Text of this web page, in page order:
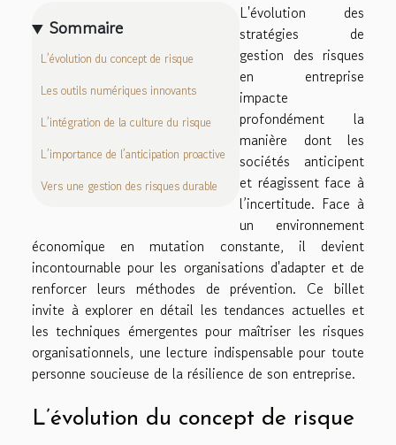
Sommaire
L’évolution du concept de risque
Les outils numériques innovants
L’intégration de la culture du risque
L’importance de l’anticipation proactive
Vers une gestion des risques durable
L'évolution des
stratégies de
gestion des risques
en entreprise
impacte
profondément la
manière dont les
sociétés anticipent
et réagissent face à
l’incertitude. Face à
un environnement
économique en mutation constante, il devient
incontournable pour les organisations d'adapter et de
renforcer leurs méthodes de prévention. Ce billet
invite à explorer en détail les tendances actuelles et
les techniques émergentes pour maîtriser les risques
organisationnels, une lecture indispensable pour toute
personne soucieuse de la résilience de son entreprise.
L’évolution du concept de risque